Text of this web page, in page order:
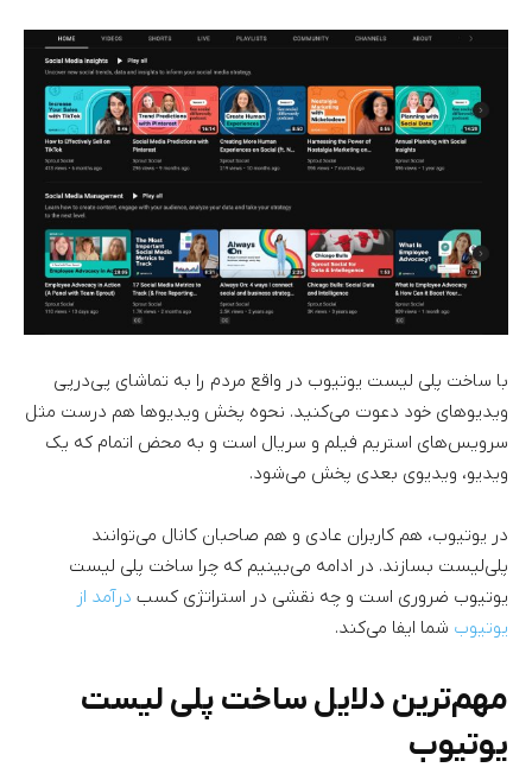
با ساخت پلی لیست یوتیوب در واقع مردم را به تماشای پی‌درپی
ویدیوهای خود دعوت می‌کنید. نحوه پخش ویدیوها هم درست مثل
سرویس‌های استریم فیلم و سریال است و به محض اتمام که یک
ویدیو، ویدیوی بعدی پخش می‌شود.
در یوتیوب، هم کاربران عادی و هم صاحبان کانال می‌توانند
پلی‌لیست بسازند. در ادامه می‌بینیم که چرا ساخت پلی لیست
یوتیوب ضروری است و چه نقشی در استراتژی کسب درآمد از
یوتیوب شما ایفا می‌کند.
مهم‌ترین دلایل ساخت پلی لیست
یوتیوب